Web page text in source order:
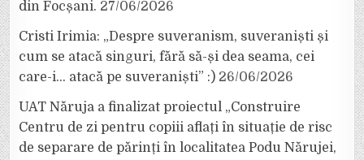
din Focșani. 27/06/2026
Cristi Irimia: „Despre suveranism, suveraniști și
cum se atacă singuri, fără să-și dea seama, cei
care-i… atacă pe suveraniști” :) 26/06/2026
UAT Năruja a finalizat proiectul „Construire
Centru de zi pentru copiii aflați în situație de risc
de separare de părinți în localitatea Podu Nărujei,